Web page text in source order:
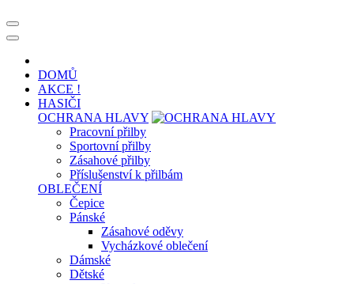
DOMŮ
AKCE !
HASIČI
OCHRANA HLAVY
Pracovní přilby
Sportovní přilby
Zásahové přilby
Příslušenství k přilbám
OBLEČENÍ
Čepice
Pánské
Zásahové oděvy
Vycházkové oblečení
Dámské
Dětské